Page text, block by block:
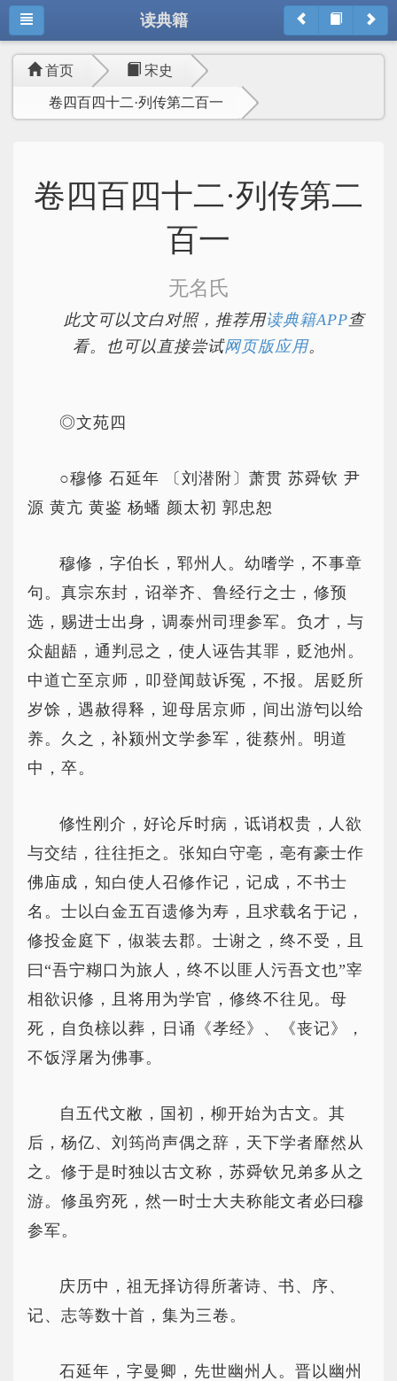
读典籍
首页 宋史
卷四百四十二·列传第二百一
卷四百四十二·列传第二
百一
无名氏
此文可以文白对照，推荐用读典籍APP查
看。也可以直接尝试网页版应用。
◎文苑四
○穆修 石延年 〔刘潜附〕萧贯 苏舜钦 尹
源 黄亢 黄鉴 杨蟠 颜太初 郭忠恕
穆修，字伯长，郓州人。幼嗜学，不事章
句。真宗东封，诏举齐、鲁经行之士，修预
选，赐进士出身，调泰州司理参军。负才，与
众龃龉，通判忌之，使人诬告其罪，贬池州。
中道亡至京师，叩登闻鼓诉冤，不报。居贬所
岁馀，遇赦得释，迎母居京师，间出游匄以给
养。久之，补颍州文学参军，徙蔡州。明道
中，卒。
修性刚介，好论斥时病，诋诮权贵，人欲
与交结，往往拒之。张知白守亳，亳有豪士作
佛庙成，知白使人召修作记，记成，不书士
名。士以白金五百遗修为寿，且求载名于记，
修投金庭下，俶装去郡。士谢之，终不受，且
曰“吾宁糊口为旅人，终不以匪人污吾文也”宰
相欲识修，且将用为学官，修终不往见。母
死，自负榇以葬，日诵《孝经》、《丧记》，
不饭浮屠为佛事。
自五代文敝，国初，柳开始为古文。其
后，杨亿、刘筠尚声偶之辞，天下学者靡然从
之。修于是时独以古文称，苏舜钦兄弟多从之
游。修虽穷死，然一时士大夫称能文者必曰穆
参军。
庆历中，祖无择访得所著诗、书、序、
记、志等数十首，集为三卷。
石延年，字曼卿，先世幽州人。晋以幽州